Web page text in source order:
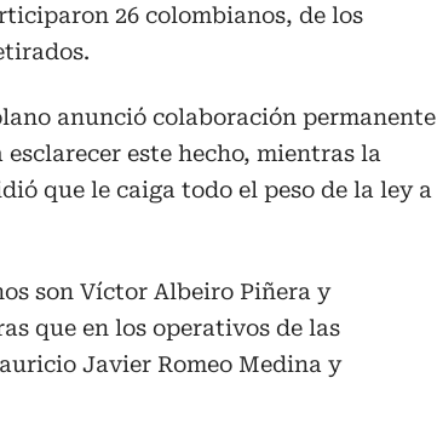
26 colombianos, de los
anunció colaboración permanente
este hecho, mientras la
que le caiga todo el peso de la ley a
son Víctor Albeiro Piñera y
que en los operativos de las
Javier Romeo Medina y